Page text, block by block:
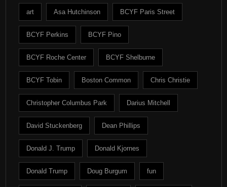
art Asa Hutchinson BCYF Paris Street
BCYF Perkins BCYF Pino
BCYF Roche Center BCYF Shelburne
BCYF Tobin Boston Common Chris Christie
Christopher Columbus Park Darius Mitchell
David Stuckenberg Dean Phillips
Donald J. Trump Donald Kjornes
Donald Trump Doug Burgum fun